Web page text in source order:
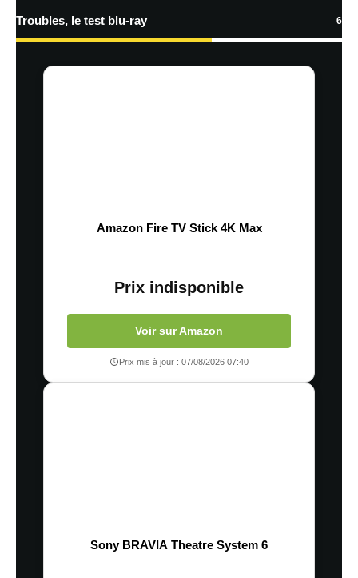
Troubles, le test blu-ray 6
Amazon Fire TV Stick 4K Max
Prix indisponible
Voir sur Amazon
Prix mis à jour : 07/08/2026 07:40
Sony BRAVIA Theatre System 6